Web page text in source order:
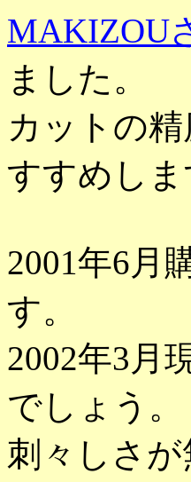
MAKIZOU
ました。
カットの
すすめしま
2001年6月
す。
2002年3月
でしょう。
刺々しさ